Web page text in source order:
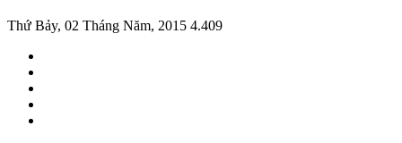
Thứ Bảy, 02 Tháng Năm, 2015 4.409